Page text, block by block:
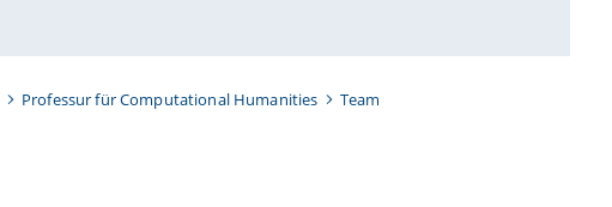
Professur für Computational Humanities
Team